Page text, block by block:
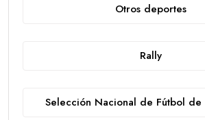
Otros deportes
Rally
Selección Nacional de Fútbol de